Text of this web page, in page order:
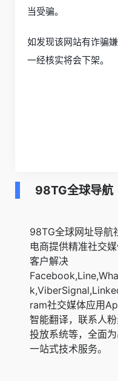
当受骗。
如发现该网站有诈骗
一经核实将会下架。
98TG全球导航
98TG全球网址导航
电商提供精准社交
客户解决
ram社交媒体应用
智能翻译，联系人
投放系统等，全面
一站式技术服务。